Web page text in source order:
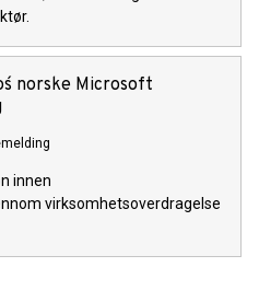
norske Microsoft
innen
virksomhetsoverdragelse